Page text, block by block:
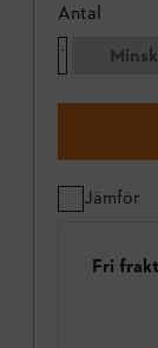
Antal
Jämför
Fri